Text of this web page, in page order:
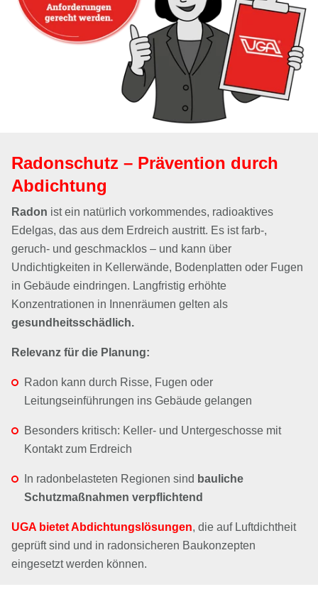
Radonschutz – Prävention durch
Abdichtung
Radon ist ein natürlich vorkommendes, radioaktives
Edelgas, das aus dem Erdreich austritt. Es ist farb-,
geruch- und geschmacklos – und kann über
Undichtigkeiten in Kellerwände, Bodenplatten oder Fugen
in Gebäude eindringen. Langfristig erhöhte
Konzentrationen in Innenräumen gelten als
gesundheitsschädlich.
Relevanz für die Planung:
Radon kann durch Risse, Fugen oder
Leitungseinführungen ins Gebäude gelangen
Besonders kritisch: Keller- und Untergeschosse mit
Kontakt zum Erdreich
In radonbelasteten Regionen sind bauliche
Schutzmaßnahmen verpflichtend
UGA bietet Abdichtungslösungen, die auf Luftdichtheit
geprüft sind und in radonsicheren Baukonzepten
eingesetzt werden können.